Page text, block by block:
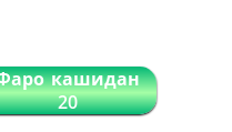
кашидан
20